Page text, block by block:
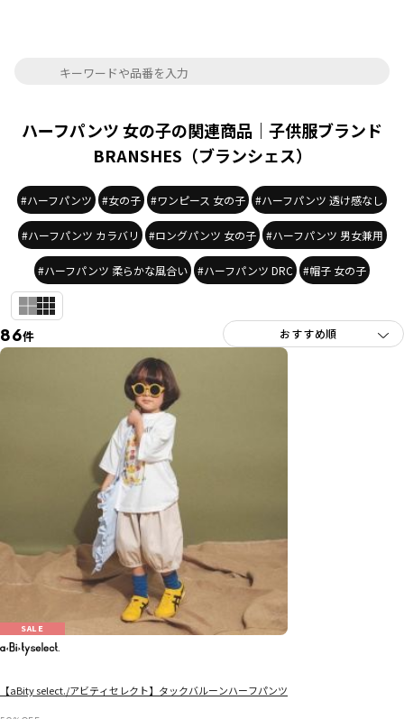
ハーフパンツ 女の子の関連商品｜子供服ブランド
BRANSHES（ブランシェス）
#ハーフパンツ #女の子 #ワンピース 女の子 #ハーフパンツ 透け感なし
#ハーフパンツ カラバリ #ロングパンツ 女の子 #ハーフパンツ 男女兼用
#ハーフパンツ 柔らかな風合い #ハーフパンツ DRC #帽子 女の子
86件
SALE
【aBity select./アビティセレクト】タックバルーンハーフパンツ